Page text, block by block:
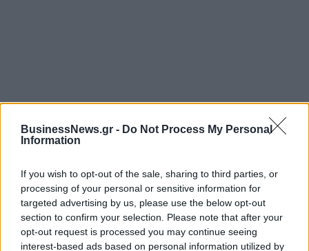
BusinessNews.gr - Do Not Process My Personal
Information
If you wish to opt-out of the sale, sharing to third parties, or
processing of your personal or sensitive information for
targeted advertising by us, please use the below opt-out
section to confirm your selection. Please note that after your
opt-out request is processed you may continue seeing
interest-based ads based on personal information utilized by
ΡΟΗ ΕΙΔΗΣΕΩΝ
Υψηλός κίνδυνος πυρκαγιάς σήμερα σε Αττική,
Κρήτη, Πελοπόννησο, Εύβοια και νησιά του Αιγαίου
ΕΛΛΑΔΑ